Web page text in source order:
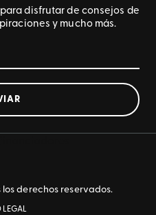
disfrutar de consejos de
y mucho más.
derechos reservados.
LEGAL